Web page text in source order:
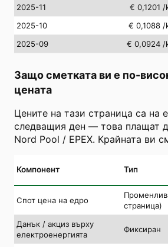
2025-11
€ 0,1201 /
2025-10
€ 0,1088 /
2025-09
€ 0,0924 /
Защо сметката ви е по-
цената
Цените на тази страница са на
следващия ден — това плащат
Nord Pool / EPEX. Крайната ви
Компонент Тип
Спот цена на едро
страница)
Данък / акциз върху
електроенергията
Фиксиран